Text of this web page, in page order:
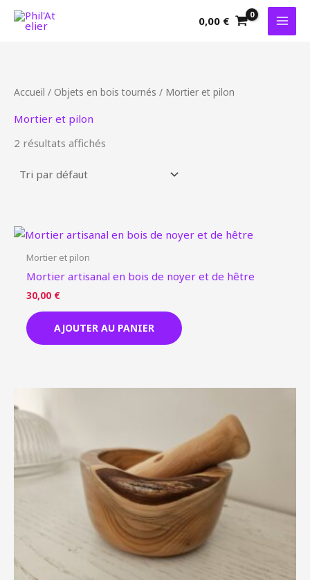
Aller
0,00 €
Accueil / Objets en bois tournés / Mortier et pilon
Mortier et pilon
2 résultats affichés
Mortier et pilon
Mortier artisanal en bois de noyer et de hêtre
30,00 €
AJOUTER AU PANIER